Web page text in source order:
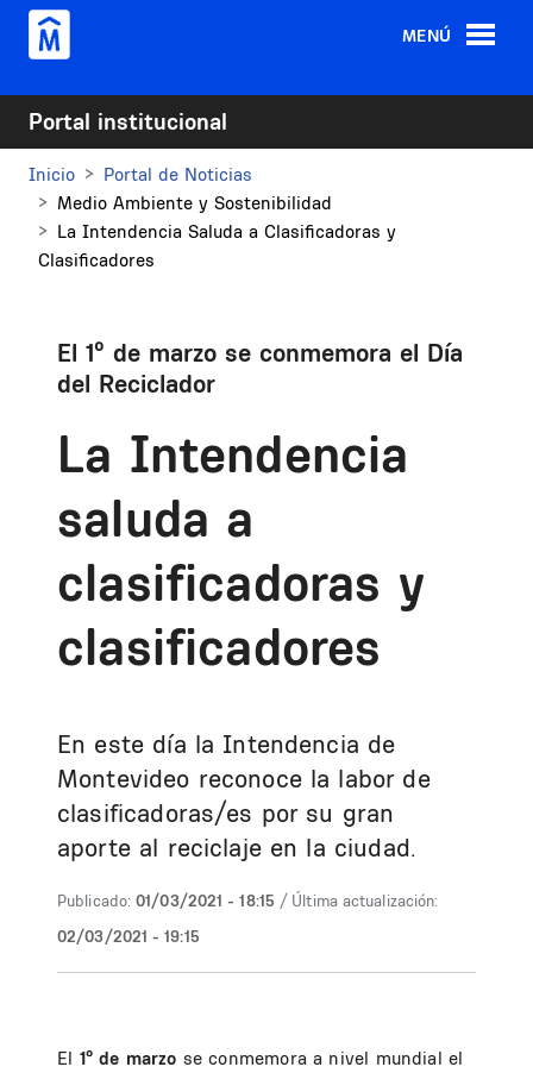
Pasar al contenido principal
MENÚ
Portal institucional
Inicio
Portal de Noticias
Medio Ambiente y Sostenibilidad
La Intendencia Saluda a Clasificadoras y
Clasificadores
El 1º de marzo se conmemora el Día
del Reciclador
La Intendencia
saluda a
clasificadoras y
clasificadores
En este día la Intendencia de
Montevideo reconoce la labor de
clasificadoras/es por su gran
aporte al reciclaje en la ciudad.
Publicado: 01/03/2021 - 18:15 / Última actualización:
02/03/2021 - 19:15
El 1º de marzo se conmemora a nivel mundial el